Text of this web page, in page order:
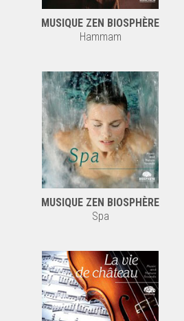
MUSIQUE ZEN BIOSPHÈRE
Hammam
MUSIQUE ZEN BIOSPHÈRE
Spa